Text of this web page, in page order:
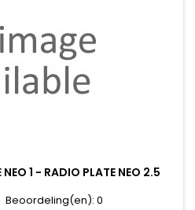
1 - RADIO PLATE NEO 2.5
Beoordeling(en): 0